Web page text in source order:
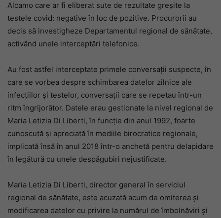
Alcamo care ar fi eliberat sute de rezultate greșite la
testele covid: negative în loc de pozitive. Procurorii au
decis să investigheze Departamentul regional de sănătate,
activând unele interceptări telefonice.
Au fost astfel interceptate primele conversații suspecte, în
care se vorbea despre schimbarea datelor zilnice ale
infecțiilor și testelor, conversații care se repetau într-un
ritm îngrijorător. Datele erau gestionate la nivel regional de
Maria Letizia Di Liberti, în funcție din anul 1992, foarte
cunoscută și apreciată în mediile birocratice regionale,
implicată însă în anul 2018 într-o anchetă pentru delapidare
în legătură cu unele despăgubiri nejustificate.
Maria Letizia Di Liberti, director general în serviciul
regional de sănătate, este acuzată acum de omiterea și
modificarea datelor cu privire la numărul de îmbolnăviri și